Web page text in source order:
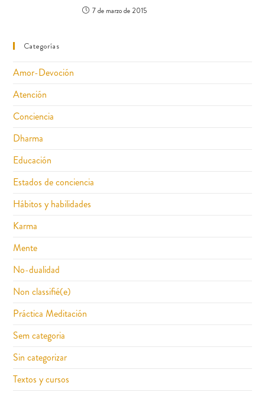
7 de marzo de 2015
Categorías
Amor-Devoción
Atención
Conciencia
Dharma
Educación
Estados de conciencia
Hábitos y habilidades
Karma
Mente
No-dualidad
Non classifié(e)
Práctica Meditación
Sem categoria
Sin categorizar
Textos y cursos